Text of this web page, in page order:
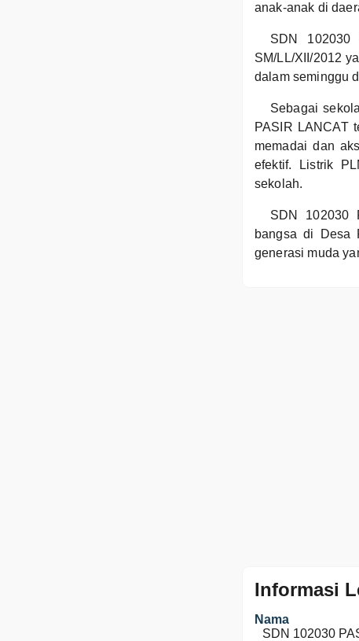
anak-anak di
SDN 102030
SM/LL/XII/2012
dalam seminggu
Sebagai
PASIR LANCAT
memadai dan
efektif. Listrik
sekolah.
SDN 102030
bangsa di Desa
generasi muda
Informasi
Nama
SDN 102030